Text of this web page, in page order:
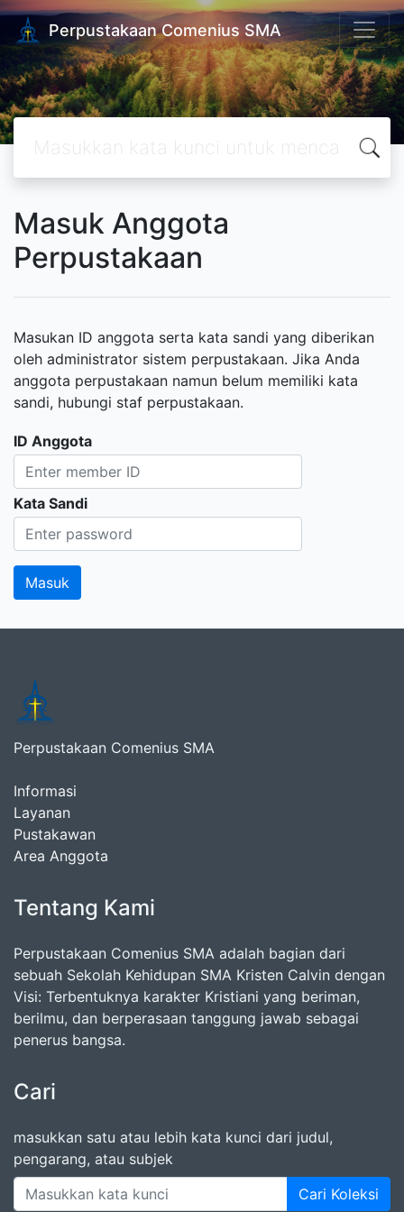
Perpustakaan Comenius SMA
Masuk Anggota
Perpustakaan
Masukan ID anggota serta kata sandi yang diberikan
oleh administrator sistem perpustakaan. Jika Anda
anggota perpustakaan namun belum memiliki kata
sandi, hubungi staf perpustakaan.
ID Anggota
Kata Sandi
Perpustakaan Comenius SMA
Informasi
Layanan
Pustakawan
Area Anggota
Tentang Kami
Perpustakaan Comenius SMA adalah bagian dari
sebuah Sekolah Kehidupan SMA Kristen Calvin dengan
Visi: Terbentuknya karakter Kristiani yang beriman,
berilmu, dan berperasaan tanggung jawab sebagai
penerus bangsa.
Cari
masukkan satu atau lebih kata kunci dari judul,
pengarang, atau subjek
Cari Koleksi